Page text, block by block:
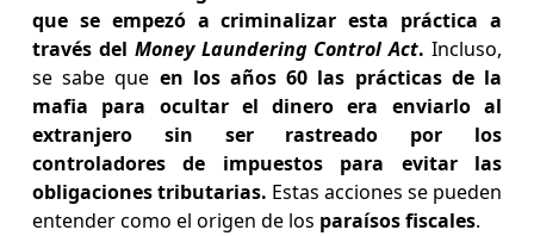
que se empezó a criminalizar esta práctica a
través del Money Laundering Control Act.Incluso,
se sabe que en los años 60 las prácticas de la
mafia para ocultar el dinero era enviarlo al
extranjero sin ser rastreado por los
controladores de impuestos para evitar las
obligaciones tributarias. Estas acciones se pueden
entender como el origen de los paraísos fiscales.